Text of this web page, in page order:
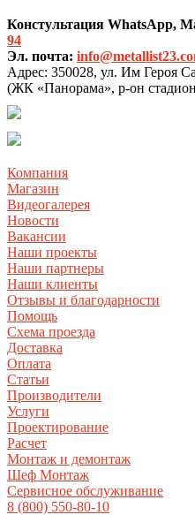
Констультация WhatsApp,
94
Эл. почта:
Адрес: 350028, ул. Им Героя
(ЖК «Панорама», р-он
Компания
Магазин
Видеогалерея
Новости
Вакансии
Наши проекты
Наши партнеры
Наши клиенты
Отзывы и благодарности
Помощь
Схема проезда
Доставка
Оплата
Статьи
Производители
Услуги
Проектирование
Расчет
Монтаж и демонтаж
Шеф Монтаж
Сервисное обслуживание
8 (800) 550-80-10